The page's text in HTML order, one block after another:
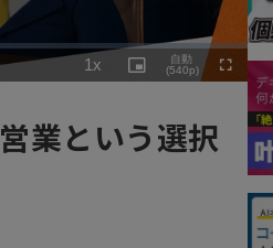
1x
Playback
Rate
Picture-
in-
自動
(540p)
Fullscreen
業という選択